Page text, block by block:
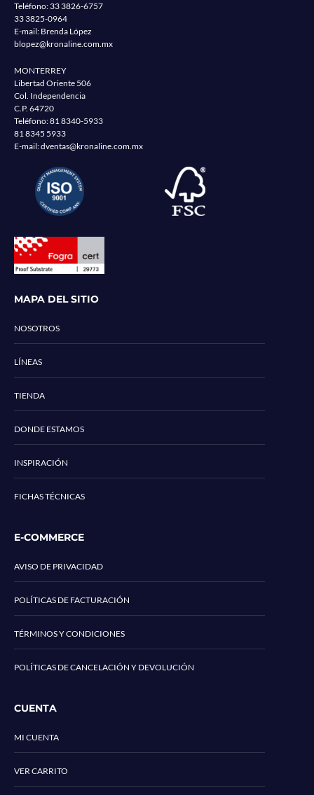
Teléfono: 33 3826-6757
33 3825-0964
E-mail: Brenda López
blopez@kronaline.com.mx
MONTERREY
Libertad Oriente 506
Col. Independencia
C.P. 64720
Teléfono:81 8340-5933
81 8345 5933
E-mail:dventas@kronaline.com.mx
MAPA DEL SITIO
NOSOTROS
LÍNEAS
TIENDA
DONDE ESTAMOS
INSPIRACIÓN
FICHAS TÉCNICAS
E-COMMERCE
AVISO DE PRIVACIDAD
POLÍTICAS DE FACTURACIÓN
TÉRMINOS Y CONDICIONES
POLÍTICAS DE CANCELACIÓN Y DEVOLUCIÓN
CUENTA
MI CUENTA
VER CARRITO